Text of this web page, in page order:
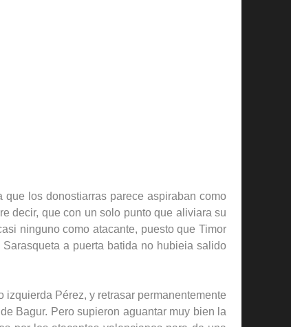
los donostiarras parece aspiraban como
decir, que con un solo punto que aliviara su
ninguno como atacante, puesto que Timor
a puerta batida no hubieia salido
Pérez, y retrasar permanentemente
Bagur. Pero supieron aguantar muy bien la